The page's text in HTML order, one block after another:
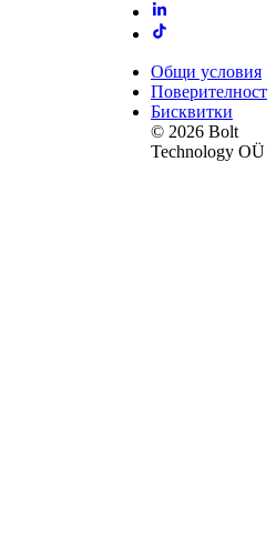
Общи условия
Поверителност
Бисквитки
© 2026 Bolt
Technology OÜ